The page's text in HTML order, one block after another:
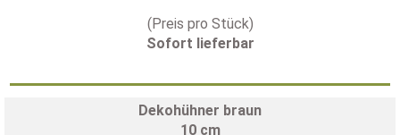
(Preis pro Stück)
Sofort lieferbar
Dekohühner braun
10 cm